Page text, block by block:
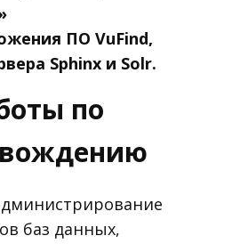
ПО VuFind,
Sphinx и Solr.
по
баз данных,